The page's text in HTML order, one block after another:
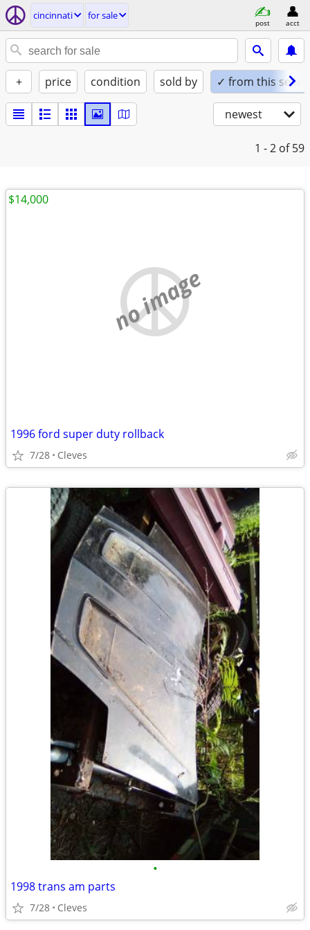
cincinnati for sale
post acct
+ price condition sold by ✓ from this seller
newest
1 - 2 of 59
no image
1996 ford super duty rollback
7/28 Cleves
$14,000
•
1998 trans am parts
7/28 Cleves